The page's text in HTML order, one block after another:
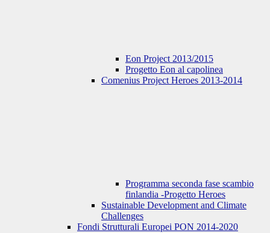
Eon Project 2013/2015
Progetto Eon al capolinea
Comenius Project Heroes 2013-2014
Programma seconda fase scambio
finlandia -Progetto Heroes
Sustainable Development and Climate
Challenges
Fondi Strutturali Europei PON 2014-2020